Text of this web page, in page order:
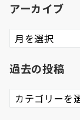
アーカイブ
ア
ー
イ
過去の投稿
過
去